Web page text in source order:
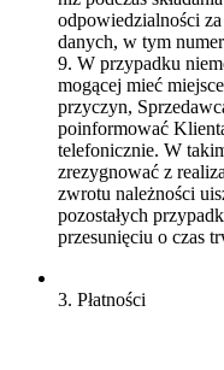
odpowiedzialności za
danych, w tym
9. W przypadku
mogącej mieć
przyczyn,
poinformować
telefonicznie. W
zrezygnować z
zwrotu należności
pozostałych
przesunięciu o czas
3. Płatności